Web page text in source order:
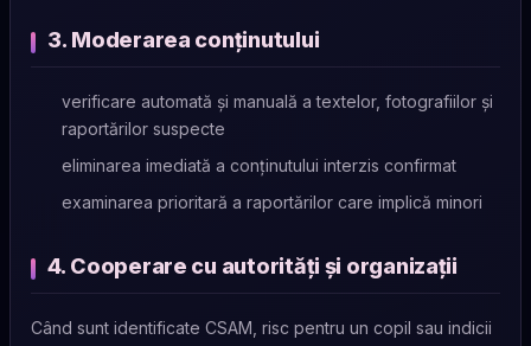
3. Moderarea conținutului
verificare automată și manuală a textelor, fotografiilor și
raportărilor suspecte
eliminarea imediată a conținutului interzis confirmat
examinarea prioritară a raportărilor care implică minori
4. Cooperare cu autorități și organizații
Când sunt identificate CSAM, risc pentru un copil sau indicii